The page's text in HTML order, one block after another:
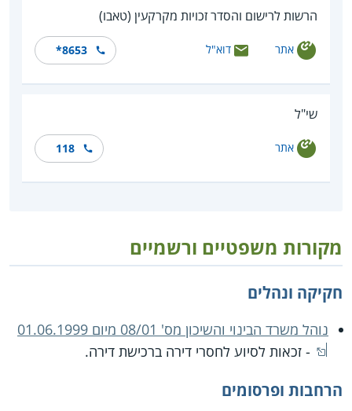
הרשות לרישום והסדר זכויות מקרקעין (טאבו)
אתר דוא"ל *8653
שי"ל
אתר 118
מקורות משפטיים ורשמיים
חקיקה ונהלים
נוהל משרד הבינוי והשיכון מס' 08/01 מיום 01.06.1999
- זכאות לסיוע לחסרי דירה ברכישת דירה.
הרחבות ופרסומים